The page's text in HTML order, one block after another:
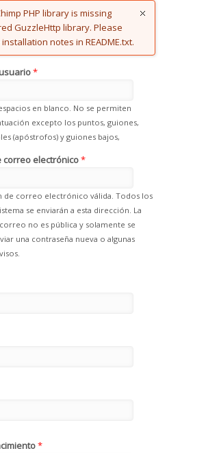
PHP library is missing
GuzzleHttp library. Please
notes in README.txt.
*
en blanco. No se permiten
excepto los puntos, guiones,
(apóstrofos) y guiones bajos,
correo electrónico*
de correo electrónico válida. Todos los
se enviarán a esta dirección. La
no es pública y solamente se
una contraseña nueva o algunas
*